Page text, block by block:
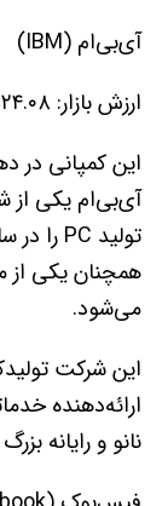
آی‌بی‌ام (IBM)
ارزش بازار: ۱۲۴.۰۸ میلیارد دلار
آی‌بی‌ام یکی
همچنان یکی از
می‌شود.
این شرکت
ارائه‌دهنده
نانو و رایانه